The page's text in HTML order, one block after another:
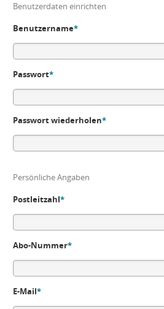
Benutzerdaten einrichten
Benutzername*
Passwort*
Passwort wiederholen*
Persönliche Angaben
Postleitzahl*
Abo-Nummer*
E-Mail*